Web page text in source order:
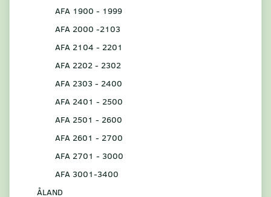
AFA 1900 - 1999
AFA 2000 -2103
AFA 2104 - 2201
AFA 2202 - 2302
AFA 2303 - 2400
AFA 2401 - 2500
AFA 2501 - 2600
AFA 2601 - 2700
AFA 2701 - 3000
AFA 3001-3400
ÅLAND